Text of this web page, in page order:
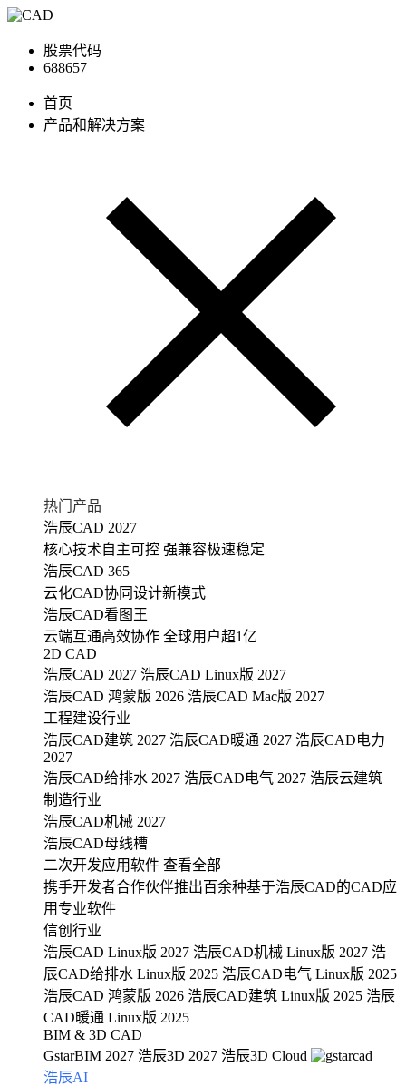
股票代码
688657
首页
产品和解决方案
热门产品
浩辰CAD 2027
核心技术自主可控 强兼容极速稳定
浩辰CAD 365
云化CAD协同设计新模式
浩辰CAD看图王
云端互通高效协作 全球用户超1亿
2D CAD
浩辰CAD 2027 浩辰CAD Linux版 2027
浩辰CAD 鸿蒙版 2026 浩辰CAD Mac版 2027
工程建设行业
浩辰CAD建筑 2027 浩辰CAD暖通 2027 浩辰CAD电力
2027
浩辰CAD给排水 2027 浩辰CAD电气 2027 浩辰云建筑
制造行业
浩辰CAD机械 2027
浩辰CAD母线槽
二次开发应用软件 查看全部
携手开发者合作伙伴推出百余种基于浩辰CAD的CAD应
用专业软件
信创行业
浩辰CAD Linux版 2027 浩辰CAD机械 Linux版 2027 浩
辰CAD给排水 Linux版 2025 浩辰CAD电气 Linux版 2025
浩辰CAD 鸿蒙版 2026 浩辰CAD建筑 Linux版 2025 浩辰
CAD暖通 Linux版 2025
BIM & 3D CAD
GstarBIM 2027 浩辰3D 2027 浩辰3D Cloud
浩辰AI